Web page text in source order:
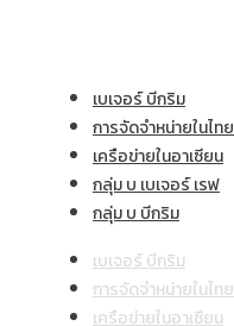
เบเจอร์ บีกริม
การจัดจำหน่ายในไทย
เครือข่ายในอาเซียน
กลุ่ม บ เบเจอร์ เรฟ
กลุ่ม บ บีกริม
เบเจอร์ บีกริม
การจัดจำหน่ายในไทย
เครือข่ายในอาเซียน